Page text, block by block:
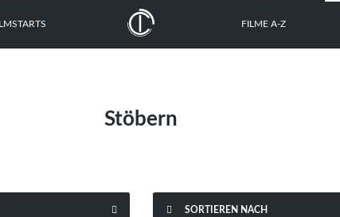
FILME A-Z
Stöbern
  SORTIEREN NACH